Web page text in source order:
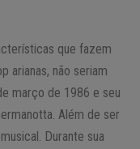
que fazem
arianas, não seriam
março de 1986 e seu
Além de ser
Durante sua